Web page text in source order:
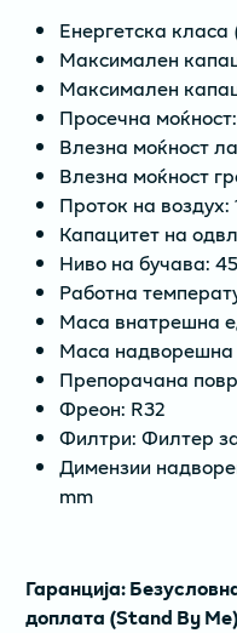
Енергетска класа
Максимален
Максимален
Просечна
Влезна моќност
Влезна моќност
Проток на воздух:
Капацитет на
Ниво на бучава:
Работна
Маса внатрешна
Маса надворешна
Препорачана
Фреон: R32
Филтри: Филтер
Димензии
mm
Гаранција:
доплата (Stand By Me)